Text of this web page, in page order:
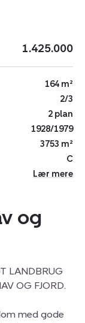
1.425.000
164 m²
2/3
2 plan
1928/1979
3753 m²
C
Lær mere
og
LANDBRUG
OG FJORD.
med gode